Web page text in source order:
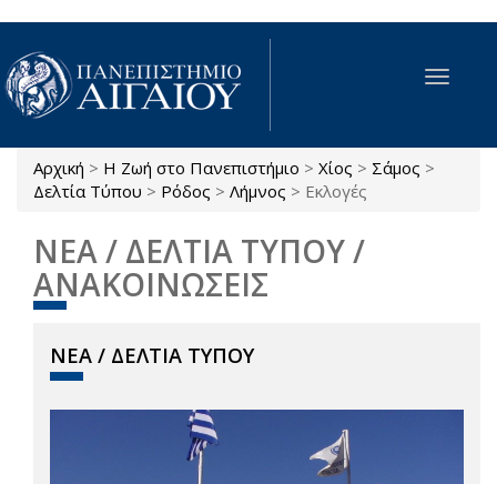
Παράκαμψη προς το κυρίως περιεχόμενο
Toggle
Είστε εδώ
Αρχική > Η Ζωή στο Πανεπιστήμιο > Χίος > Σάμος >
Δελτία Τύπου > Ρόδος > Λήμνος > Εκλογές
ΝΕΑ / ΔΕΛΤΙΑ ΤΥΠΟΥ /
ΑΝΑΚΟΙΝΩΣΕΙΣ
ΝΕΑ / ΔΕΛΤΙΑ ΤΥΠΟΥ